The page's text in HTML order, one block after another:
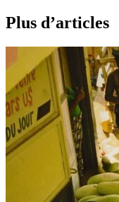
Plus d’articles